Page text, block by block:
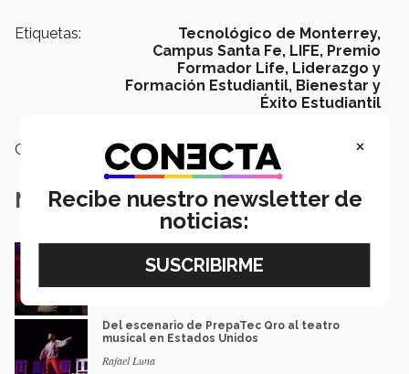
Etiquetas:
Tecnológico de Monterrey,
Campus Santa Fe, LIFE, Premio
Formador Life, Liderazgo y
Formación Estudiantil, Bienestar y
Éxito Estudiantil
Categoría: Arte y Cultura
Notas Relacionadas
Fantasma de la Ópera México
Del escenario de PrepaTec Qro al teatro
musical en Estados Unidos
Rafael Luna
×
Recibe nuestro newsletter de
noticias: